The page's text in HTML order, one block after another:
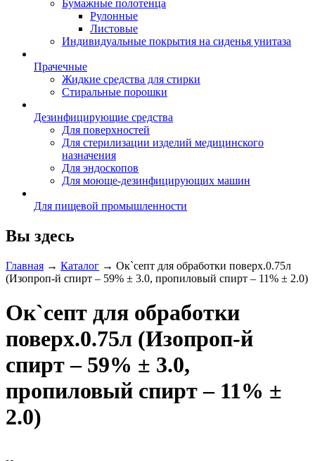
Бумажные полотенца
Рулонные
Листовые
Индивидуальные покрытия на сиденья унитаза
Прачечные
Жидкие средства для стирки
Стиральные порошки
Дезинфицирующие средства
Для поверхностей
Для стерилизации изделий медицинского
назначения
Для эндоскопов
Для моюще-дезинфицирующих машин
Для пищевой промышленности
Вы здесь
Главная → Каталог → Ок`септ для обработки поверх.0.75л
(Изопроп-й спирт – 59% ± 3.0, пропиловый спирт – 11% ± 2.0)
Ок`септ для обработки
поверх.0.75л (Изопроп-й
спирт – 59% ± 3.0,
пропиловый спирт – 11% ±
2.0)